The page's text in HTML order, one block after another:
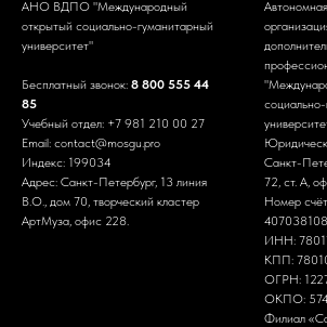
АНО ВДПО "Международный
открытый социально-гуманитарный
университет"
Бесплатный звонок: 8 800 555 44
85
Учебный отдел: +7 981 210 00 27
Email: contact@mosgu.pro
Индекс: 199034
Адрес: Санкт-Петербург, 13 линия
В.О., дом 70, творческий кластер
АртМуза, офис 228.
Санкт-
72, ст. А,
Номер
ИНН:
КПП:
ОГРН:
ОКПО:
Филиал